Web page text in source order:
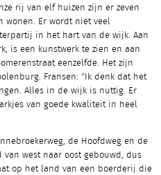
rij van elf huizen zijn er zeven
wonen. Er wordt niet veel
in het hart van de wijk. Aan
is een kunstwerk te zien en aan
eenzelfde. Het zijn
Fransen: "Ik denk dat het
Alles in de wijk is nuttig. Er
van goede kwaliteit in heel
de Hoofdweg en de
van west naar oost gebouwd, dus
op het land van een boerderij die